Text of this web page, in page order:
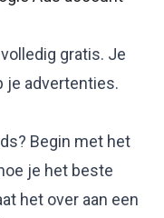
gratis. Je
je advertenties.
Begin met het
je het beste
het over aan een